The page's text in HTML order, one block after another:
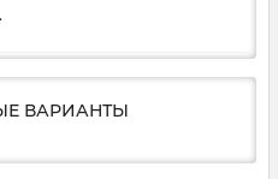
ВАРИАНТЫ